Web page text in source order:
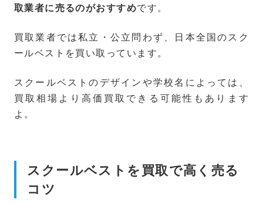
取業者に売るのがおすすめです。
買取業者では私立・公立問わず、日本全国のスク
ールベストを買い取っています。
スクールベストのデザインや学校名によっては、
買取相場より高価買取できる可能性もあります
よ。
スクールベストを買取で高く売る
コツ